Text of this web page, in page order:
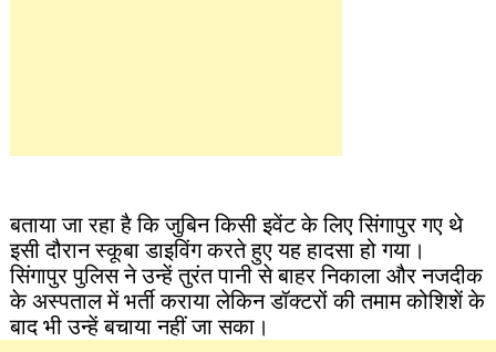
बताया जा रहा है कि जुबिन किसी इवेंट के लिए सिंगापुर गए थे
इसी दौरान स्कूबा डाइविंग करते हुए यह हादसा हो गया।
सिंगापुर पुलिस ने उन्हें तुरंत पानी से बाहर निकाला और नजदीक
के अस्पताल में भर्ती कराया लेकिन डॉक्टरों की तमाम कोशिशें के
बाद भी उन्हें बचाया नहीं जा सका।